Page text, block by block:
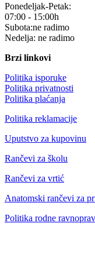
Ponedeljak-Petak:
07:00 - 15:00h
Subota:ne radimo
Nedelja: ne radimo
Brzi linkovi
Politika isporuke
Politika privatnosti
Politika plaćanja
Politika reklamacije
Uputstvo za kupovinu
Rančevi za školu
Rančevi za vrtić
Anatomski rančevi za
Politika rodne